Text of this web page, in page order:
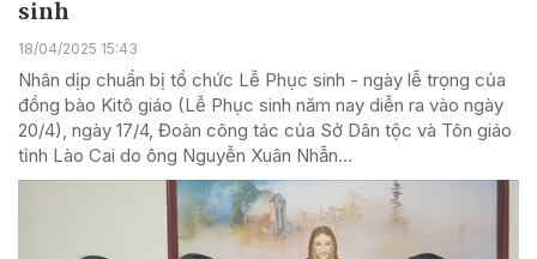
sinh
18/04/2025 15:43
Nhân dịp chuẩn bị tổ chức Lễ Phục sinh - ngày lễ trọng của
đồng bào Kitô giáo (Lễ Phục sinh năm nay diễn ra vào ngày
20/4), ngày 17/4, Đoàn công tác của Sở Dân tộc và Tôn giáo
tỉnh Lào Cai do ông Nguyễn Xuân Nhẫn...